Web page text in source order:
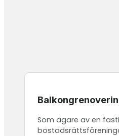
Som ägare av en